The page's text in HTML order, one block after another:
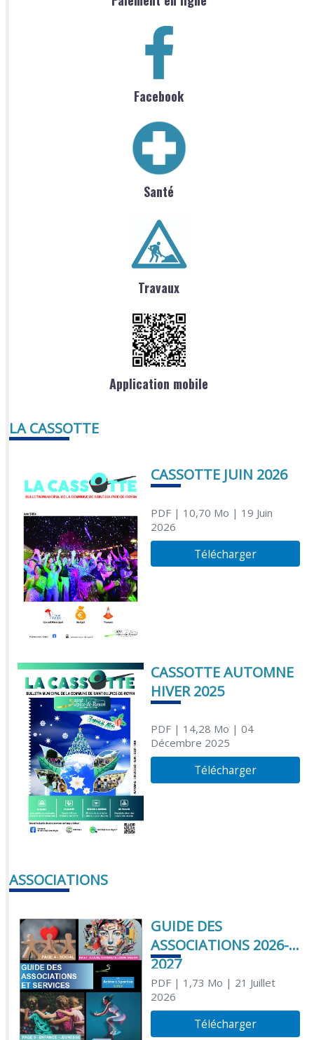
Facebook
Santé
Travaux
Application mobile
LA CASSOTTE
CASSOTTE JUIN 2026
PDF| 10,70 Mo | 19 Juin
2026
Télécharger
CASSOTTE AUTOMNE
HIVER 2025
PDF| 14,28 Mo | 04
Décembre 2025
Télécharger
ASSOCIATIONS
GUIDE DES
ASSOCIATIONS 2026-
2027
PDF| 1,73 Mo | 21 Juillet
2026
Télécharger